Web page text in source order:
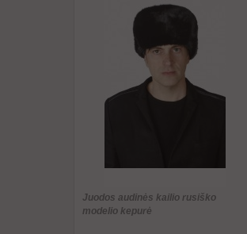
Juodos audinės kailio rusiško
modelio kepurė